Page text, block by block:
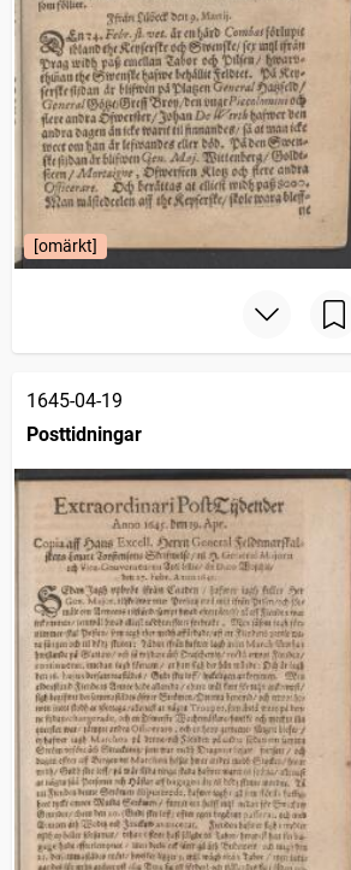
[omärkt]
1645-04-19
Posttidningar